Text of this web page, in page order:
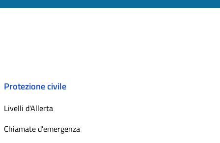
Protezione civile
Livelli d'Allerta
Chiamate d'emergenza